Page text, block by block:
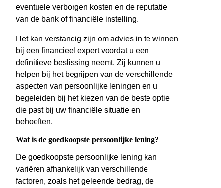
eventuele verborgen kosten en de reputatie
van de bank of financiële instelling.
Het kan verstandig zijn om advies in te winnen
bij een financieel expert voordat u een
definitieve beslissing neemt. Zij kunnen u
helpen bij het begrijpen van de verschillende
aspecten van persoonlijke leningen en u
begeleiden bij het kiezen van de beste optie
die past bij uw financiële situatie en
behoeften.
Wat is de goedkoopste persoonlijke lening?
De goedkoopste persoonlijke lening kan
variëren afhankelijk van verschillende
factoren, zoals het geleende bedrag, de